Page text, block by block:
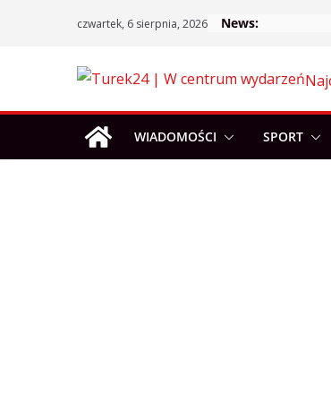
czwartek, 6 sierpnia, 2026 News:
WIADOMOŚCI SPORT